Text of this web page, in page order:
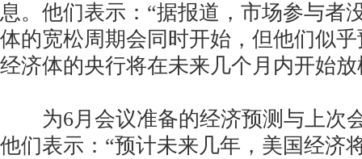
息。他们表示：“据报道，市场参与者
体的宽松周期会同时开始，但他们似
经济体的央行将在未来几个月内开始放
为6月会议准备的经济预测与上次
他们表示：“预计未来几年，美国经济